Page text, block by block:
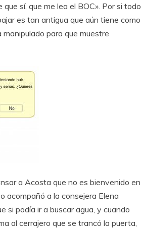
sí, que me lea el BOC». Por si todo
es tan antigua que aún tiene como
para que muestre
a Acosta que no es bienvenido en
acompañó a la consejera Elena
si podía ir a buscar agua, y cuando
al cerrajero que se trancó la puerta,